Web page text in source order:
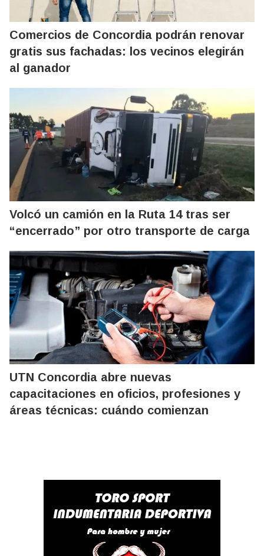
Comercios de Concordia podrán renovar
gratis sus fachadas: los vecinos elegirán
al ganador
Volcó un camión en la Ruta 14 tras ser
“encerrado” por otro transporte de carga
UTN Concordia abre nuevas
capacitaciones en oficios, profesiones y
áreas técnicas: cuándo comienzan